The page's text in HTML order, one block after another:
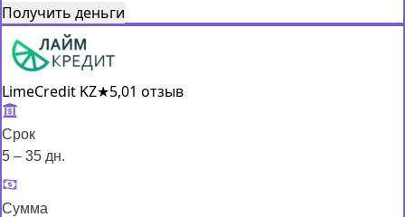
Получить деньги
LimeCredit KZ★5,01 отзыв
Срок
5 – 35 дн.
Сумма